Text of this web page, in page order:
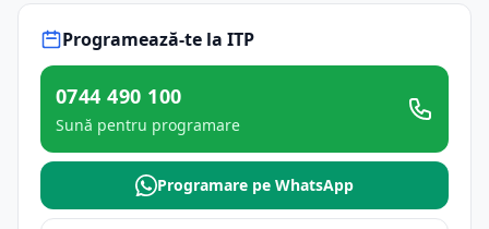
Programează-te la ITP
0744 490 100
Sună pentru programare
Programare pe WhatsApp